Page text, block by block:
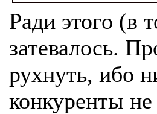
Ради этого (в
затевалось.
рухнуть, ибо
конкуренты